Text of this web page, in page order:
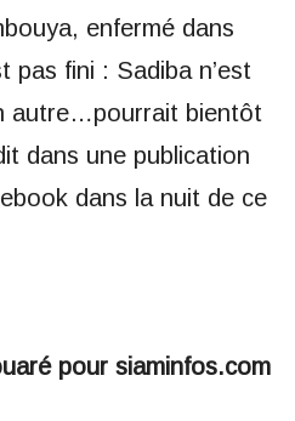
enfermé dans
pas fini : Sadiba n’est
autre…pourrait bientôt
dans une publication
dans la nuit de ce
pour siaminfos.com